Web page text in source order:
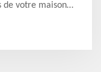
de votre maison